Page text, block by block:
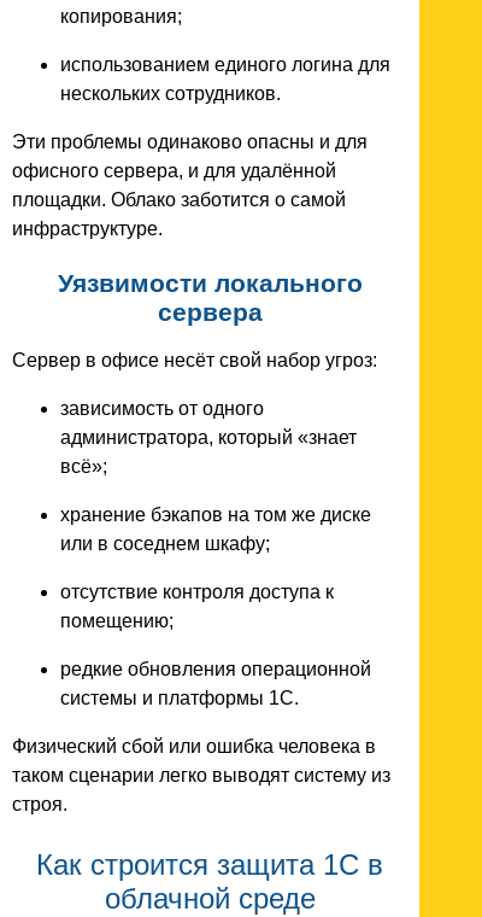
копирования;
использованием единого логина для
нескольких сотрудников.
Эти проблемы одинаково опасны и для
офисного сервера, и для удалённой
площадки. Облако заботится о самой
инфраструктуре.
Уязвимости локального
сервера
Сервер в офисе несёт свой набор угроз:
зависимость от одного
администратора, который «знает
всё»;
хранение бэкапов на том же диске
или в соседнем шкафу;
отсутствие контроля доступа к
помещению;
редкие обновления операционной
системы и платформы 1С.
Физический сбой или ошибка человека в
таком сценарии легко выводят систему из
строя.
Как строится защита 1С в
облачной среде